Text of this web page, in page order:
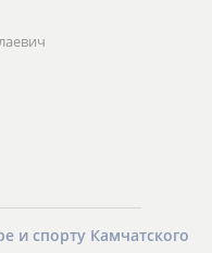
и спорту Камчатского